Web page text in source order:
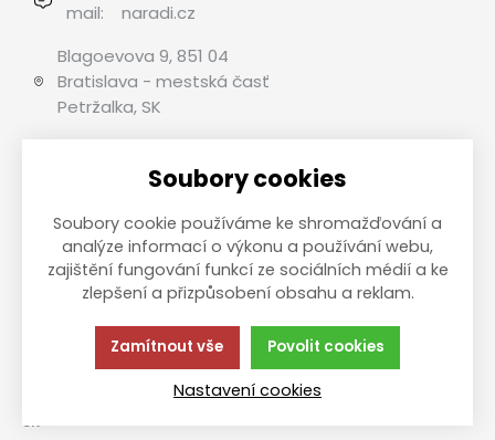
mail:
naradi.cz
Blagoevova 9, 851 04
Bratislava - mestská časť
Petržalka, SK
Možnosti platby
© 2013-2026 Internetový obchod B2C PROTECO náradie pro
SK
Táto stránka používa súbory cookies.
Zásady ochrany
andTerms of Serviceapply.
Soubory cookies
Soubory cookie používáme ke shromažďování a
analýze informací o výkonu a používání webu,
zajištění fungování funkcí ze sociálních médií a ke
zlepšení a přizpůsobení obsahu a reklam.
Zamítnout vše Povolit cookies
Nastavení cookies